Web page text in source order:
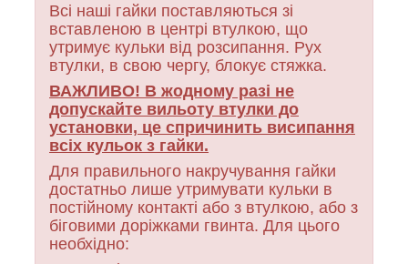
Всі наші гайки поставляються зі
вставленою в центрі втулкою, що
утримує кульки від розсипання. Рух
втулки, в свою чергу, блокує стяжка.
ВАЖЛИВО! В жодному разі не
допускайте вильоту втулки до
установки, це спричинить висипання
всіх кульок з гайки.
Для правильного накручування гайки
достатньо лише утримувати кульки в
постійному контакті або з втулкою, або з
біговими доріжками гвинта. Для цього
необхідно: